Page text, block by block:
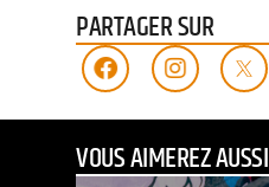
PARTAGER SUR
VOUS AIMEREZ AUSSI